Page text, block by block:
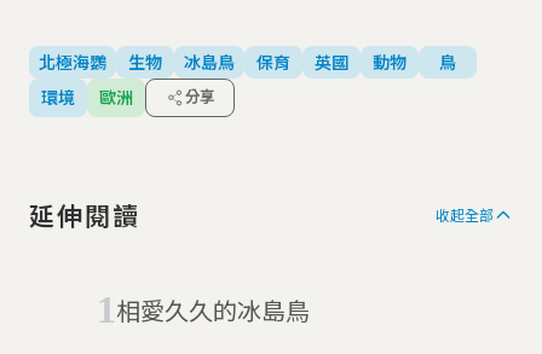
北極海鸚 生物 冰島鳥 保育 英國 動物
鳥
環境
歐洲 分享
延伸閱讀 收起全部
相愛久久的冰島鳥